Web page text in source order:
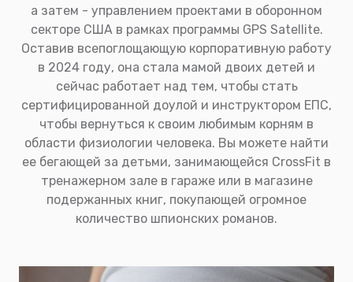
а затем - управлением проектами в оборонном
секторе США в рамках программы GPS Satellite.
Оставив всепоглощающую корпоративную работу
в 2024 году, она стала мамой двоих детей и
сейчас работает над тем, чтобы стать
сертифицированной доулой и инструктором ЕПС,
чтобы вернуться к своим любимым корням в
области физиологии человека. Вы можете найти
ее бегающей за детьми, занимающейся CrossFit в
тренажерном зале в гараже или в магазине
подержанных книг, покупающей огромное
количество шпионских романов.